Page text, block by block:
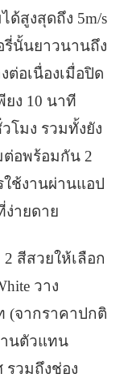
ด้สูงสุดถึง 5m/s
รี่นั้นยาวนานถึง
ต่อเนื่องเมื่อปิด
ยง 10 นาที
โมง รวมทั้งยัง
ต่อพร้อมกัน 2
ใช้งานผ่านแอป
ง่ายดาย
2 สีสวยให้เลือก
วาง
(จากราคาปกติ
านตัวแทน
รวมถึงช่อง